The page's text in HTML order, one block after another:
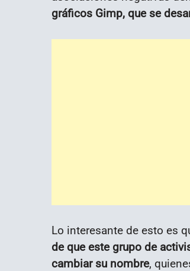
gráficos Gimp, que se
Lo interesante de esto es
de que este grupo de
cambiar su nombre,